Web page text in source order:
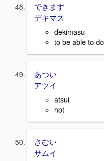
できます
デキマス
dekimasu
to be able to do
あつい
アツイ
atsui
hot
さむい
サムイ